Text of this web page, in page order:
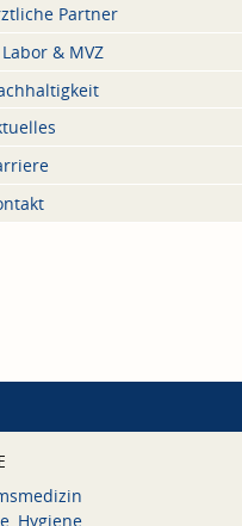
Partner
Labor & MVZ
Hygiene